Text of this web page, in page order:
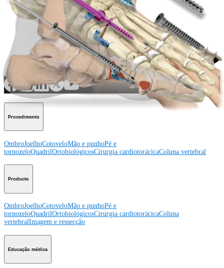
Como podemos ajudar?
Contacte um representante
Veja eventos, laboratórios e oportunidades educacionais
Inscreva-se para receber: O que há de novo na Arthrex?
Conecte-se conosco
Procedimento
OmbroJoelhoCotoveloMão e punhoPé e
tornozeloQuadrilOrtobiológicosCirurgia cardiotorácicaColuna vertebral
Producto
OmbroJoelhoCotoveloMão e punhoPé e
tornozeloQuadrilOrtobiológicosCirurgia cardiotorácicaColuna
vertebralImagem e ressecção
Educação médica